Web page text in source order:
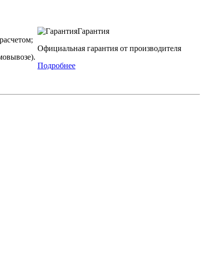
Гарантия
Официальная гарантия от производителя
Подробнее